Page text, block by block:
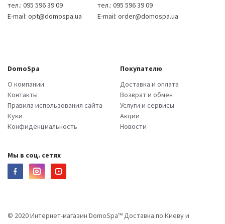
тел.: 095 596 39 09
E-mail: opt@domospa.ua
тел.: 095 596 39 09
E-mail: order@domospa.ua
DomoSpa
О компании
Контакты
Правила использования сайта
Куки
Конфиденциальность
Покупателю
Доставка и оплата
Возврат и обмен
Услуги и сервисы
Акции
Новости
Мы в соц. сетях
© 2020 Интернет-магазин DomoSpa™ Доставка по Киеву и